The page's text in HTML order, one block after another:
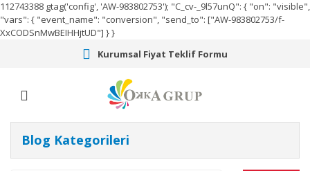
112743388 gtag('config', 'AW-983802753'); "C_cv-_9l57unQ": { "on": "visible",
"vars": { "event_name": "conversion", "send_to": ["AW-983802753/f-
XxCODSnMwBEIHHjtUD"] } }
Kurumsal Fiyat Teklif Formu
Blog Kategorileri